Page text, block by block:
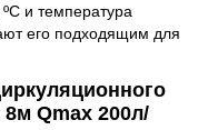
и температура
его подходящим для
Qmax 200л/